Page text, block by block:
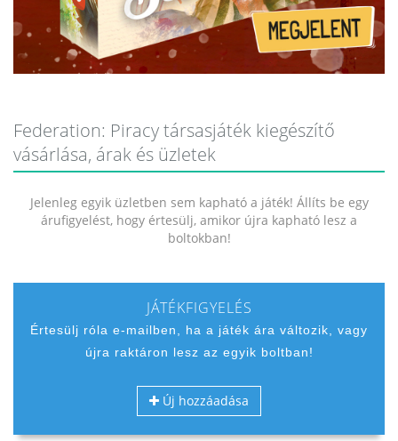
Federation: Piracy társasjáték kiegészítő
vásárlása, árak és üzletek
Jelenleg egyik üzletben sem kapható a játék! Állíts be egy
árufigyelést, hogy értesülj, amikor újra kapható lesz a
boltokban!
JÁTÉKFIGYELÉS
Értesülj róla e-mailben, ha a játék ára változik, vagy
újra raktáron lesz az egyik boltban!
Új hozzáadása